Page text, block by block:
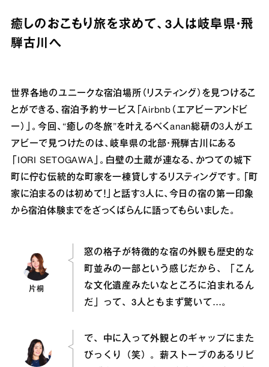
癒しのおこもり旅を求めて、3人は岐阜県・飛
騨古川へ
世界各地のユニークな宿泊場所（リスティング）を見つけるこ
とができる、宿泊予約サービス「Airbnb（エアビーアンドビ
ー）」。今回、“癒しの冬旅”を叶えるべくanan総研の3人がエ
アビーで見つけたのは、岐阜県の北部・飛騨古川にある
「IORI SETOGAWA」。白壁の土蔵が連なる、かつての城下
町に佇む伝統的な町家を一棟貸しするリスティングです。「町
家に泊まるのは初めて！」と話す3人に、今日の宿の第一印象
から宿泊体験までをざっくばらんに語ってもらいました。
片桐
窓の格子が特徴的な宿の外観も歴史的な
町並みの一部という感じだから、「こん
な文化遺産みたいなところに泊まれるん
だ」って、3人ともまず驚いて…。
で、中に入って外観とのギャップにまた
びっくり（笑）。薪ストーブのあるリビ